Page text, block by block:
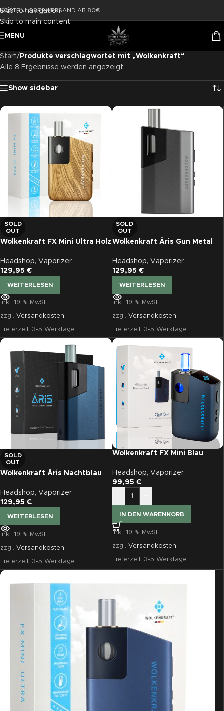
Skip to navigation
Skip to main content
KOSTENLOSER VERSAND AB 80€
MENU
Start/ Produkte verschlagwortet mit „Wolkenkraft“
Alle 8 Ergebnisse werden angezeigt
Show sidebar
SOLD
OUT
Wolkenkraft FX Mini Ultra Holz
Headshop, Vaporizer
129,95 €
WEITERLESEN
inkl. 19 % MwSt.
zzgl. Versandkosten
Lieferzeit: 3-5 Werktage
SOLD
OUT
Wolkenkraft Äris Gun Metal
Headshop, Vaporizer
129,95 €
WEITERLESEN
inkl. 19 % MwSt.
zzgl. Versandkosten
Lieferzeit: 3-5 Werktage
SOLD
OUT
Wolkenkraft Äris Nachtblau
Headshop, Vaporizer
129,95 €
WEITERLESEN
inkl. 19 % MwSt.
zzgl. Versandkosten
Lieferzeit: 3-5 Werktage
Wolkenkraft FX Mini Blau
Headshop, Vaporizer
99,95 €
IN DEN WARENKORB
inkl. 19 % MwSt.
zzgl. Versandkosten
Lieferzeit: 3-5 Werktage